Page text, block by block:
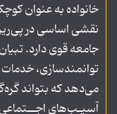
خانواده به عنوان
نقشی اساسی در
جامعه قوی دارد.
توانمندسازی، خدمات
می‌دهد که بتواند
آسیـب‌های